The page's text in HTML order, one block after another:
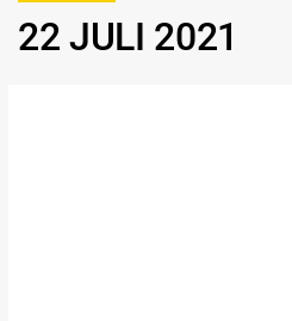
22 JULI 2021